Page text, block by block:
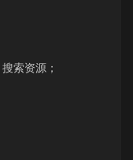
搜索资源；